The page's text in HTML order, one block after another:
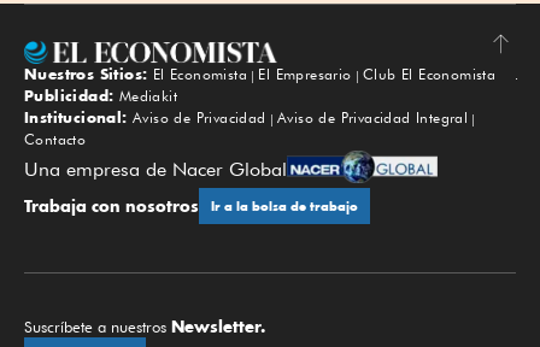
Subir
Nuestros Sitios: El Economista El Empresario
Club El Economista
Publicidad: Mediakit
Institucional: Aviso de Privacidad
Aviso de Privacidad Integral
Contacto
Una empresa de Nacer Global
Trabaja con nosotros Ir a la bolsa de trabajo
Suscríbete a nuestros Newsletter.